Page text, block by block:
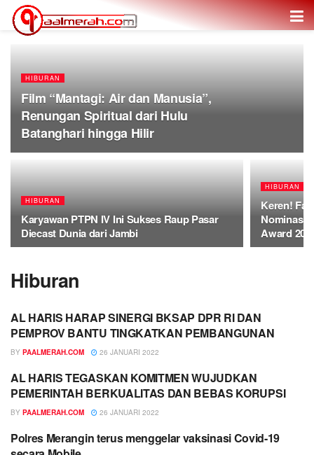
HIBURAN
Film “Mantagi: Air dan Manusia”,
Renungan Spiritual dari Hulu
Batanghari hingga Hilir
HIBURAN
Karyawan PTPN IV Ini Sukses Raup Pasar
Diecast Dunia dari Jambi
HIBURAN
Keren!
Nominasi
Award
Hiburan
HIBURAN
AL HARIS HARAP SINERGI BKSAP DPR RI DAN
PEMPROV BANTU TINGKATKAN PEMBANGUNAN
BY PAALMERAH.COM 26 JANUARI 2022
HIBURAN
AL HARIS TEGASKAN KOMITMEN WUJUDKAN
PEMERINTAH BERKUALITAS DAN BEBAS KORUPSI
BY PAALMERAH.COM 26 JANUARI 2022
HIBURAN
Polres Merangin terus menggelar vaksinasi Covid-19